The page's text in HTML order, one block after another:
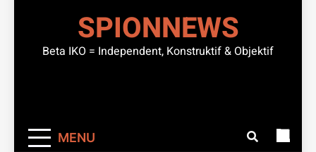
SPIONNEWS
Beta IKO = Independent, Konstruktif & Objektif
MENU